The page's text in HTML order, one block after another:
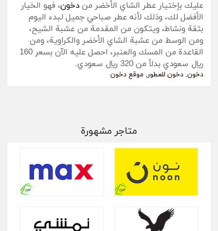
عليك بإختيار عطر الشاي الأخضر من دخون، فهو الخيار
الأفضل لك، وذلك لأنه عطر صباحي جميل لبدء اليوم
بثقة ونشاط، ويتكون من المقدمة من عشبة الشيح،
ومن الوسط من عشبة الشاي الأخضر والكراوية، ومن
القاعدة من المسك والعنبر، احصل عليه الآن بسعر 160
ريال سعودي بدلاً من 320 ريال سعودي.
دخون, دخون للعطور, موقع دخون
متاجر مشهورة